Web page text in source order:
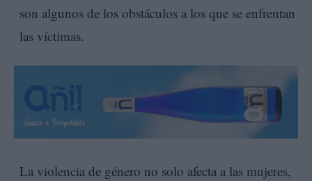
son algunos de los obstáculos a los que se enfrentan
las víctimas.
La violencia de género no solo afecta a las mujeres,